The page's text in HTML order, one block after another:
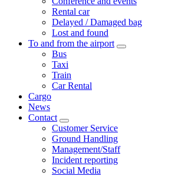
Rental car
Delayed / Damaged bag
Lost and found
To and from the airport
Bus
Taxi
Train
Car Rental
Cargo
News
Contact
Customer Service
Ground Handling
Management/Staff
Incident reporting
Social Media